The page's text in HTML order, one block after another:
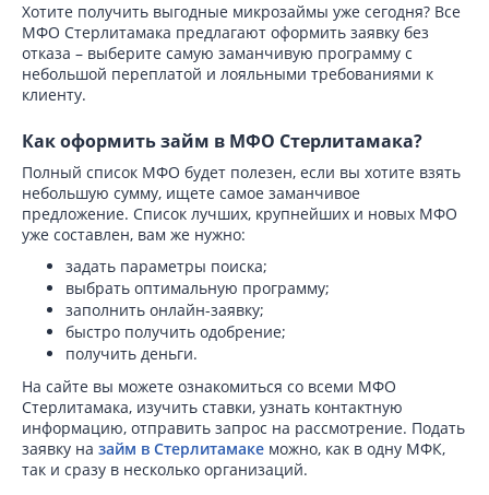
Хотите получить выгодные микрозаймы уже сегодня? Все
МФО Стерлитамака предлагают оформить заявку без
отказа – выберите самую заманчивую программу с
небольшой переплатой и лояльными требованиями к
клиенту.
Как оформить займ в МФО Стерлитамака?
Полный список МФО будет полезен, если вы хотите взять
небольшую сумму, ищете самое заманчивое
предложение. Список лучших, крупнейших и новых МФО
уже составлен, вам же нужно:
задать параметры поиска;
выбрать оптимальную программу;
заполнить онлайн-заявку;
быстро получить одобрение;
получить деньги.
На сайте вы можете ознакомиться со всеми МФО
Стерлитамака, изучить ставки, узнать контактную
информацию, отправить запрос на рассмотрение. Подать
заявку на займ в Стерлитамаке можно, как в одну МФК,
так и сразу в несколько организаций.